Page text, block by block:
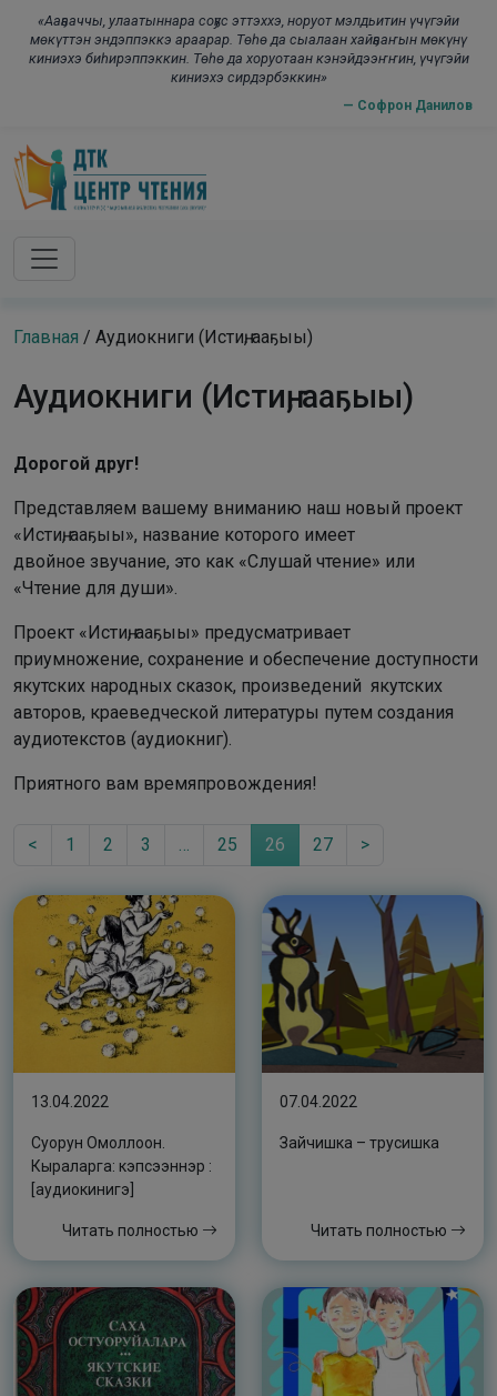
«Ааҕааччы, улаатыннара соҕус эттэххэ, норуот мэлдьитин үчүгэйи
мөкүттэн эндэппэккэ араарар. Төһө да сыалаан хайҕааҥын мөкүнү
киниэхэ биһирэппэккин. Төһө да хоруотаан кэнэйдээҥҥин, үчүгэйи
киниэхэ сирдэрбэккин»
— Софрон Данилов
Skip to main content
Главная / Аудиокниги (Истиҥ, ааҕыы)
Аудиокниги (Истиҥ, ааҕыы)
Дорогой друг!
Представляем вашему вниманию наш новый проект
«Истиҥ, ааҕыы», название которого имеет
двойное звучание, это как «Слушай чтение» или
«Чтение для души».
Проект «Истиҥ, ааҕыы» предусматривает
приумножение, сохранение и обеспечение доступности
якутских народных сказок, произведений якутских
авторов, краеведческой литературы путем создания
аудиотекстов (аудиокниг).
Приятного вам времяпровождения!
< 1 2 3 … 25 26 27 >
13.04.2022
Суорун Омоллоон.
Кыраларга: кэпсээннэр :
[аудиокинигэ]
Читать полностью
07.04.2022
Зайчишка – трусишка
Читать полностью